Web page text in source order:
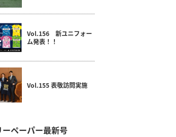
Vol.156 新ユニフォー
ム発表！！
Vol.155 表敬訪問実施
ーペーパー最新号